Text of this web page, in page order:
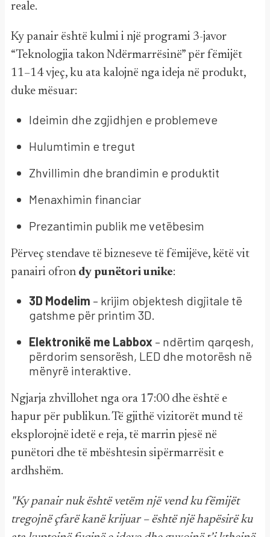
reale.
Ky panair është kulmi i një programi 3-javor
“Teknologjia takon Ndërmarrësinë” për fëmijët
11–14 vjeç, ku ata kalojnë nga ideja në produkt,
duke mësuar:
Ideimin dhe zgjidhjen e problemeve
Hulumtimin e tregut
Zhvillimin dhe brandimin e produktit
Menaxhimin financiar
Prezantimin publik me vetëbesim
Përveç stendave të bizneseve të fëmijëve, këtë vit
panairi ofron dy punëtori unike:
3D Modelim – krijim objektesh digjitale të
gatshme për printim 3D.
Elektronikë me Labbox – ndërtim qarqesh,
përdorim sensorësh, LED dhe motorësh në
mënyrë interaktive.
Ngjarja zhvillohet nga ora 17:00 dhe është e
hapur për publikun. Të gjithë vizitorët mund të
eksplorojnë idetë e reja, të marrin pjesë në
punëtori dhe të mbështesin sipërmarrësit e
ardhshëm.
"Ky panair nuk është vetëm një vend ku fëmijët
tregojnë çfarë kanë krijuar – është një hapësirë ku